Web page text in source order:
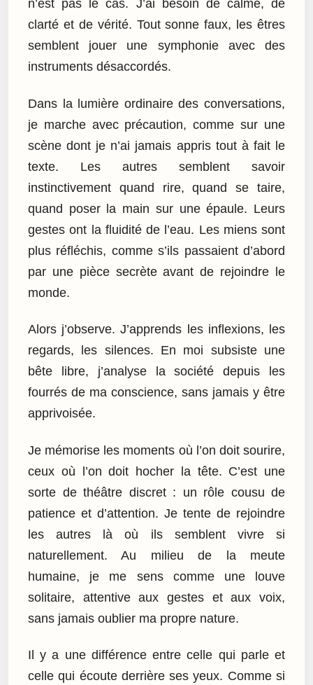
n’est pas le cas. J’ai besoin de calme, de
clarté et de vérité. Tout sonne faux, les êtres
semblent jouer une symphonie avec des
instruments désaccordés.
Dans la lumière ordinaire des conversations,
je marche avec précaution, comme sur une
scène dont je n’ai jamais appris tout à fait le
texte. Les autres semblent savoir
instinctivement quand rire, quand se taire,
quand poser la main sur une épaule. Leurs
gestes ont la fluidité de l’eau. Les miens sont
plus réfléchis, comme s’ils passaient d’abord
par une pièce secrète avant de rejoindre le
monde.
Alors j’observe. J’apprends les inflexions, les
regards, les silences. En moi subsiste une
bête libre, j’analyse la société depuis les
fourrés de ma conscience, sans jamais y être
apprivoisée.
Je mémorise les moments où l’on doit sourire,
ceux où l’on doit hocher la tête. C’est une
sorte de théâtre discret : un rôle cousu de
patience et d’attention. Je tente de rejoindre
les autres là où ils semblent vivre si
naturellement. Au milieu de la meute
humaine, je me sens comme une louve
solitaire, attentive aux gestes et aux voix,
sans jamais oublier ma propre nature.
Il y a une différence entre celle qui parle et
celle qui écoute derrière ses yeux. Comme si